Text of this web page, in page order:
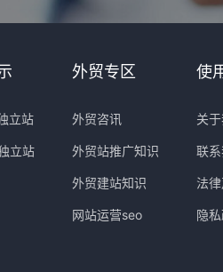
立站
立站
外贸专区
外贸咨讯
外贸站推广知识
外贸建站知识
网站运营seo
使
关
联
法
隐